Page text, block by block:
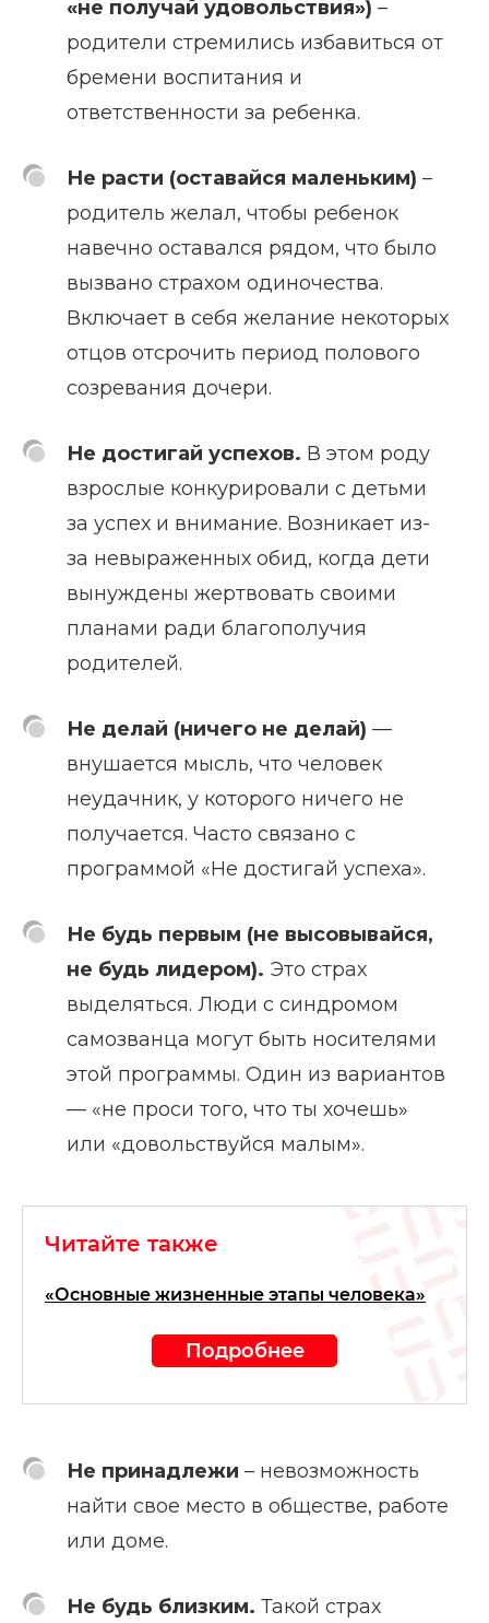
«не получай удовольствия») –
родители стремились избавиться от
бремени воспитания и
ответственности за ребенка.
Не расти (оставайся маленьким) –
родитель желал, чтобы ребенок
навечно оставался рядом, что было
вызвано страхом одиночества.
Включает в себя желание некоторых
отцов отсрочить период полового
созревания дочери.
Не достигай успехов. В этом роду
взрослые конкурировали с детьми
за успех и внимание. Возникает из-
за невыраженных обид, когда дети
вынуждены жертвовать своими
планами ради благополучия
родителей.
Не делай (ничего не делай) —
внушается мысль, что человек
неудачник, у которого ничего не
получается. Часто связано с
программой «Не достигай успеха».
Не будь первым (не высовывайся,
не будь лидером). Это страх
выделяться. Люди с синдромом
самозванца могут быть носителями
этой программы. Один из вариантов
— «не проси того, что ты хочешь»
или «довольствуйся малым».
Читайте также
«Основные жизненные этапы человека»
Подробнее
Не принадлежи – невозможность
найти свое место в обществе, работе
или доме.
Не будь близким. Такой страх